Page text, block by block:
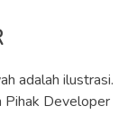
adalah ilustrasi.
Pihak Developer